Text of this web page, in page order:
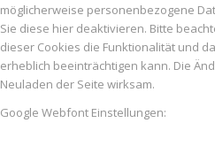
möglicherweise personenbezogene
Sie diese hier deaktivieren. Bitte
dieser Cookies die Funktionalität und
erheblich beeinträchtigen kann. Die
Neuladen der Seite wirksam.
Google Webfont Einstellungen: